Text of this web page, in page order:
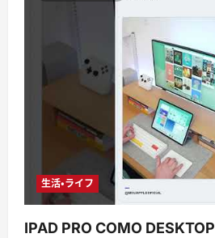
生活・ライフ
IPAD PRO COMO DESKTOP